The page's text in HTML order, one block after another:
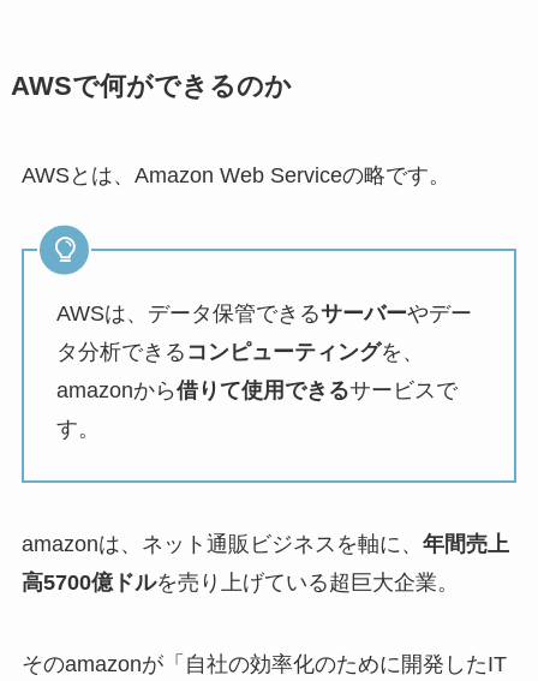
AWSで何ができるのか
AWSとは、Amazon Web Serviceの略です。
AWSは、データ保管できるサーバーやデー
タ分析できる コンピューティングを、
amazonから借りて使用できるサービスで
す。
amazonは、ネット通販ビジネスを軸に、 年間売上
高5700億ドルを売り上げている超巨大企業。
そのamazonが「自社の効率化のために開発したIT